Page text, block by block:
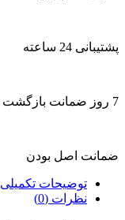
پشتیبانی 24 ساعته
7 روز ضمانت بازگشت
ضمانت اصل بودن
توضیحات تکمیلی
نظرات (0)